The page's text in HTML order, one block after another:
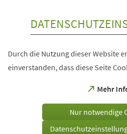
Durch die Nutzung dieser Website
einverstanden, dass diese Seite
Mehr
(Öffnet
einem
Tab)
Nur notwendige